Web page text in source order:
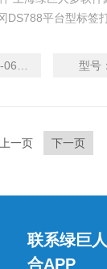
冈DS788平台型标
13 型号：
一页 下一页
联系绿巨
合APP